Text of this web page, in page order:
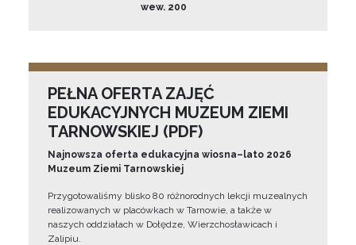
wew. 200
PEŁNA OFERTA ZAJĘĆ
EDUKACYJNYCH MUZEUM ZIEMI
TARNOWSKIEJ (PDF)
Najnowsza oferta edukacyjna wiosna–lato 2026
Muzeum Ziemi Tarnowskiej
Przygotowaliśmy blisko 80 różnorodnych lekcji muzealnych
realizowanych w placówkach w Tarnowie, a także w
naszych oddziałach w Dołędze, Wierzchosławicach i
Zalipiu.